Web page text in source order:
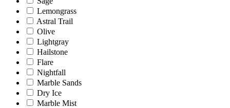
Lemongrass
Astral Trail
Olive
Lightgray
Hailstone
Flare
Nightfall
Marble Sands
Dry Ice
Marble Mist